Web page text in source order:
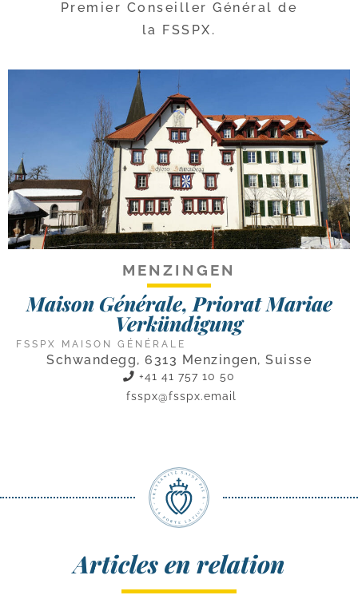
Premier Conseiller Général de
la FSSPX.
MENZINGEN
Maison Générale, Priorat Mariae
Verkündigung
FSSPX MAISON GÉNÉRALE
Schwandegg, 6313 Menzingen, Suisse
+41 41 757 10 50
fsspx@fsspx.email
Articles en relation